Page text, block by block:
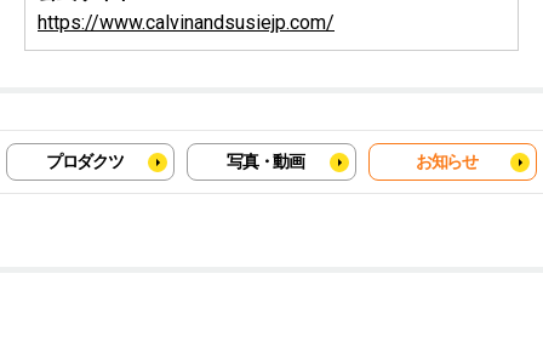
https://www.calvinandsusiejp.com/
プロダクツ 写真・動画 お知らせ